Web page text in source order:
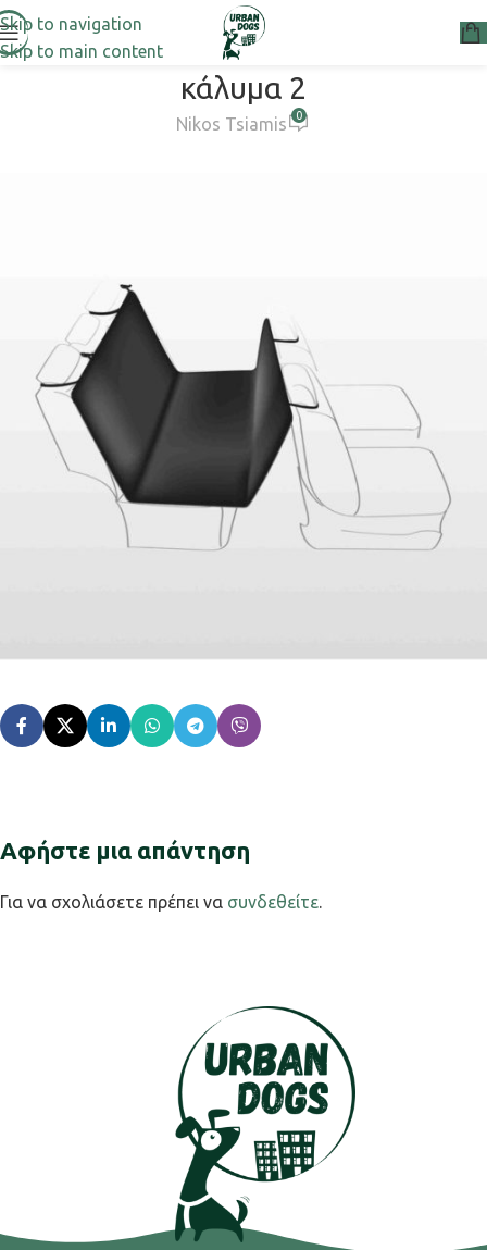
Skip to navigation
Skip to main content
κάλυμα 2
Nikos Tsiamis 0
Αφήστε μια απάντηση
Για να σχολιάσετε πρέπει να συνδεθείτε.